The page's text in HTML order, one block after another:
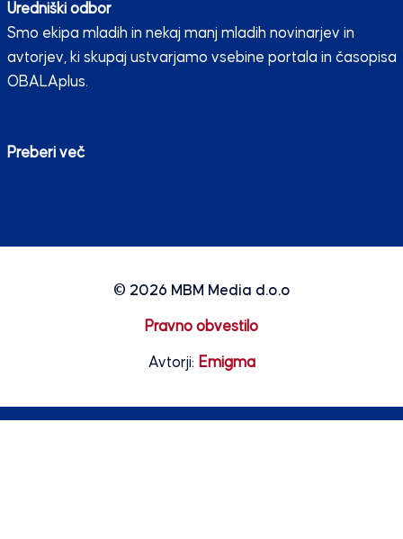
Uredniški odbor
Smo ekipa mladih in nekaj manj mladih novinarjev in
avtorjev, ki skupaj ustvarjamo vsebine portala in časopisa
OBALAplus.
Preberi več
© 2026 MBM Media d.o.o
Pravno obvestilo
Avtorji: Emigma